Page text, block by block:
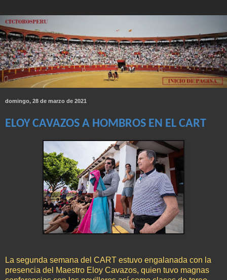
domingo, 28 de marzo de 2021
ELOY CAVAZOS A HOMBROS EN EL CART
La segunda semana del CART estuvo engalanada con la
presencia del Maestro Eloy Cavazos, quien tuvo magnas